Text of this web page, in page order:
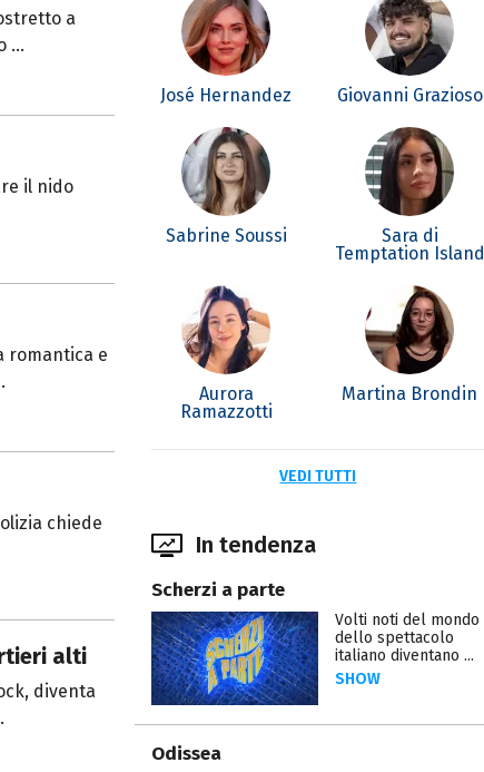
a
...
il nido
romantica e
chiede
alti
diventa
José Hernandez Giovanni Grazioso
Sabrine Soussi
Sara di
Temptation Island
Aurora
Ramazzotti
Martina Brondin
VEDI TUTTI
In tendenza
Scherzi a parte
Volti noti del mondo
dello spettacolo
italiano diventano ...
SHOW
Odissea